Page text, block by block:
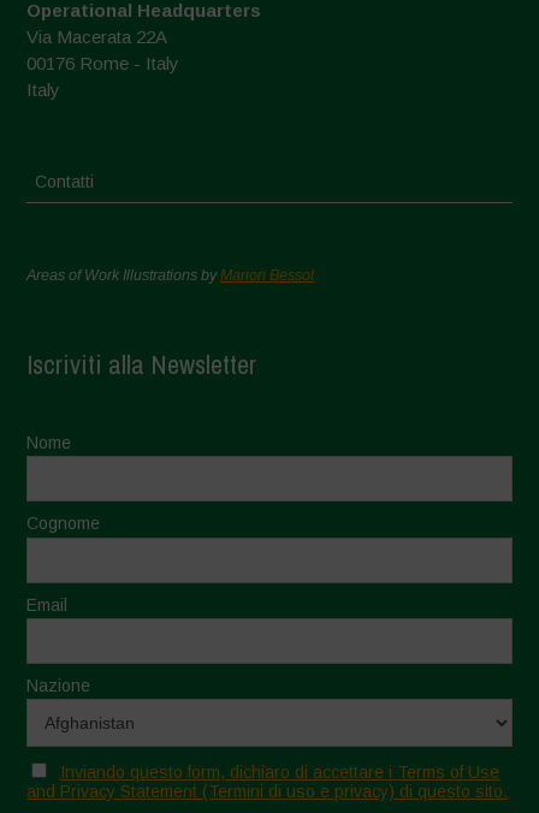
Operational Headquarters
Via Macerata 22A
00176 Rome - Italy
Italy
Contatti
Areas of Work Illustrations byMarion Bessol
Iscriviti alla Newsletter
Nome
Cognome
Email
Nazione
Inviando questo form, dichiaro di accettare i Terms of Use
and Privacy Statement (Termini di uso e privacy) di questo sito.